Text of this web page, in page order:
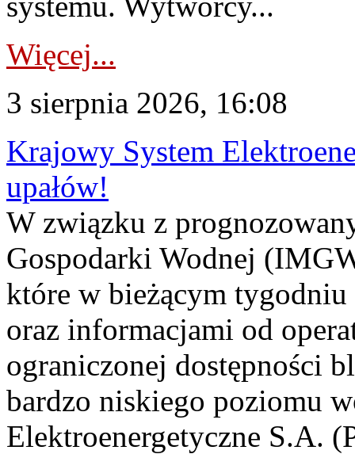
Więcej...
3 sierpnia 2026, 16:08
Krajowy System
upałów!
W związku z
Gospodarki Wodnej
które w bieżącym tygodniu
oraz informacjami od
ograniczonej dostępności
bardzo niskiego poziomu
Elektroenergetyczne S.A.